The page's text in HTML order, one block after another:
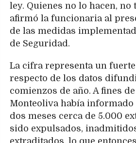
ley. Quienes no lo hacen, no
afirmó la funcionaria al
de las medidas
de Seguridad.
La cifra representa un
respecto de los datos
comienzos de año. A fines
Monteoliva había informado
dos meses cerca de 5.000
sido expulsados,
extraditados, lo que